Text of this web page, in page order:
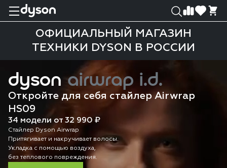
ОФИЦИАЛЬНЫЙ МАГАЗИН
ТЕХНИКИ DYSON В РОССИИ
dysonairwrap i.d.
Откройте для себя стайлер Airwrap
HS09
34 модели от 32 990 ₽
Стайлер Dyson Airwrap
Притягивает и накручивает волосы.
Укладка с помощью воздуха,
без теплового повреждения.